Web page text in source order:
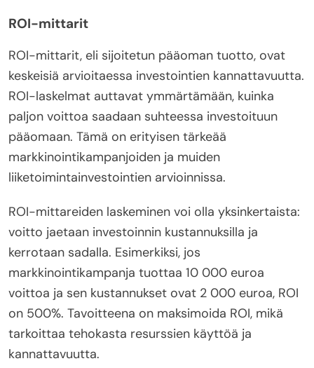
ROI-mittarit
ROI-mittarit, eli sijoitetun pääoman tuotto, ovat
keskeisiä arvioitaessa investointien kannattavuutta.
ROI-laskelmat auttavat ymmärtämään, kuinka
paljon voittoa saadaan suhteessa investoituun
pääomaan. Tämä on erityisen tärkeää
markkinointikampanjoiden ja muiden
liiketoimintainvestointien arvioinnissa.
ROI-mittareiden laskeminen voi olla yksinkertaista:
voitto jaetaan investoinnin kustannuksilla ja
kerrotaan sadalla. Esimerkiksi, jos
markkinointikampanja tuottaa 10 000 euroa
voittoa ja sen kustannukset ovat 2 000 euroa, ROI
on 500%. Tavoitteena on maksimoida ROI, mikä
tarkoittaa tehokasta resurssien käyttöä ja
kannattavuutta.